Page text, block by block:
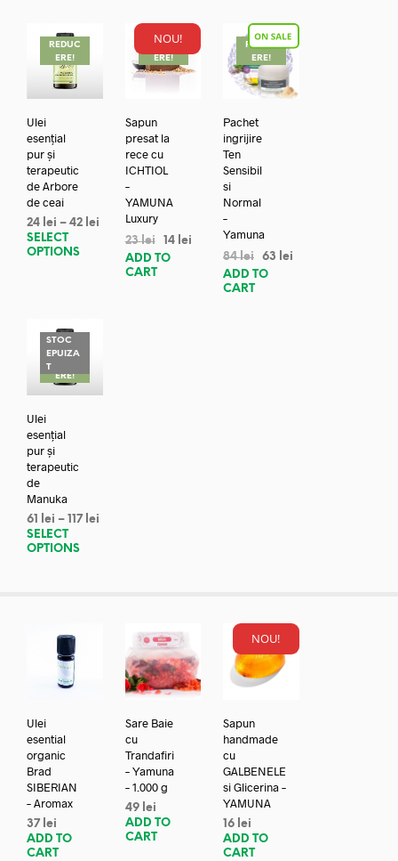
REDUC
ERE!
Ulei
esențial
pur și
terapeutic
de Arbore
de ceai
24 lei – 42 lei
SELECT
OPTIONS
NOU!
REDUC
ERE!
Sapun
presat la
rece cu
ICHTIOL
–
YAMUNA
Luxury
23lei 14 lei
ADD TO
CART
REDUC
ERE!
Pachet
ingrijire
Ten
Sensibil
si
Normal
–
Yamuna
84lei 63
lei
ADD TO
CART
STOC
EPUIZA
TREDUC
ERE!
Ulei
esențial
pur și
terapeutic
de
Manuka
61 lei – 117 lei
SELECT
OPTIONS
Ulei
esential
organic
Brad
SIBERIAN
– Aromax
37 lei
ADD TO
CART
Sare Baie
cu
Trandafiri
– Yamuna
– 1.000 g
49 lei
ADD TO
CART
NOU!
Sapun
handmade
cu
GALBENELE
si Glicerina –
YAMUNA
16 lei
ADD TO
CART